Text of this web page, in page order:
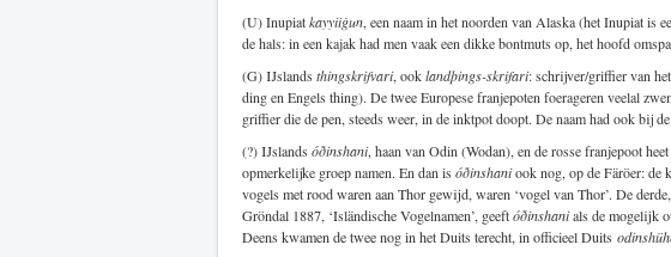
(U) Inupiatkayyiiġun, een naam in het noorden van Alaska (het Inupiat is
de hals: in een kajak had men vaak een dikke bontmuts op, het hoofd
(G) IJslands thingskrifvari, ooklandþings-skrifari: schrijver/griffier van
ding en Engels thing). De twee Europese franjepoten foerageren veelal
griffier die de pen, steeds weer, in de inktpot doopt. De naam had ook bij
(?) IJslands óðinshani, haan van Odin (Wodan), en de rosse franjepoot
opmerkelijke groep namen. En dan is óðinshaniook nog, op de Färöer: de
vogels met rood waren aan Thor gewijd, waren ‘vogel van Thor’. De derde,
Gröndal 1887, ‘Isländische Vogelnamen’, geeftóðinshanials de mogelijk
Deens kwamen de twee nog in het Duits terecht, in officieel Duits